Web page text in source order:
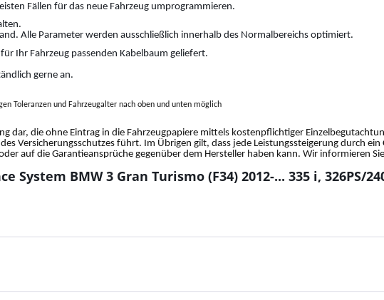
Fällen für das neue Fahrzeug umprogrammieren.
Alle Parameter werden ausschließlich innerhalb des Normalbereichs optimiert.
Ihr Fahrzeug passenden Kabelbaum geliefert.
gerne an.
Toleranzen und Fahrzeugalter nach oben und unten möglich
dar, die ohne Eintrag in die Fahrzeugpapiere mittels kostenpflichtiger
Versicherungsschutzes führt. Im Übrigen gilt, dass jede Leistungssteigerung durch
auf die Garantieansprüche gegenüber dem Hersteller haben kann. Wir informieren
BMW 3 Gran Turismo (F34) 2012-... 335 i, 326PS/